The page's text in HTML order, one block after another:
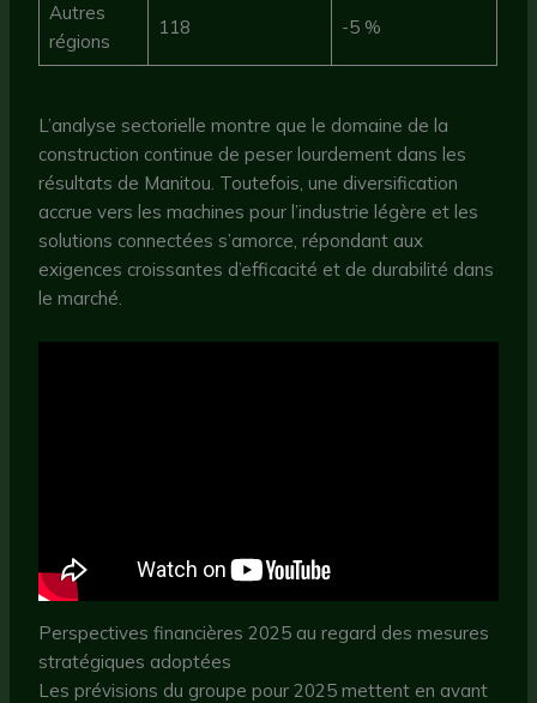
Autres
régions
118 -5 %
L’analyse sectorielle montre que le domaine de la
construction continue de peser lourdement dans les
résultats de Manitou. Toutefois, une diversification
accrue vers les machines pour l’industrie légère et les
solutions connectées s’amorce, répondant aux
exigences croissantes d’efficacité et de durabilité dans
le marché.
Perspectives financières 2025 au regard des mesures
stratégiques adoptées
Les prévisions du groupe pour 2025 mettent en avant